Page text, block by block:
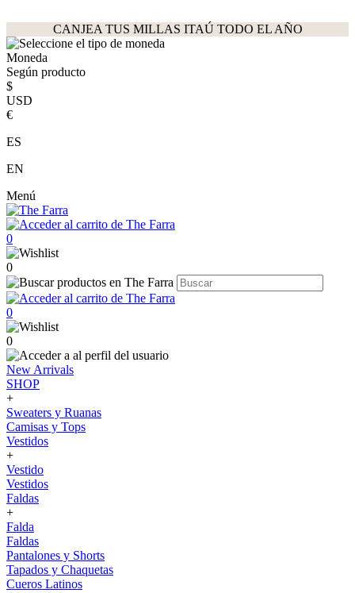
CANJEA TUS MILLAS ITAÚ TODO EL AÑO
Moneda
Según producto
$
USD
€
ES
EN
Menú
0
0
0
0
New Arrivals
SHOP
+
Sweaters y Ruanas
Camisas y Tops
Vestidos
+
Vestido
Vestidos
Faldas
+
Falda
Faldas
Pantalones y Shorts
Tapados y Chaquetas
Cueros Latinos